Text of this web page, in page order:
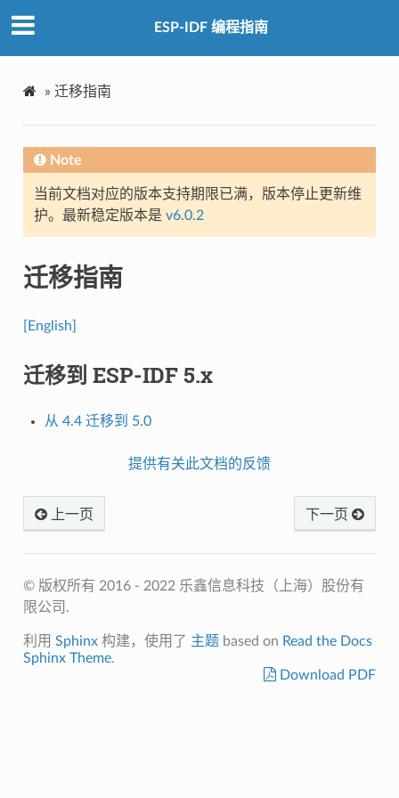
ESP-IDF 编程指南
» 迁移指南
Note
当前文档对应的版本支持期限已满，版本停止更新维
护。最新稳定版本是 v6.0.2
迁移指南
[English]
迁移到 ESP-IDF 5.x
从 4.4 迁移到 5.0
提供有关此文档的反馈
上一页 下一页
© 版权所有 2016 - 2022 乐鑫信息科技（上海）股份有
限公司.
利用 Sphinx构建，使用了 主题 based on Read the Docs
Sphinx Theme.
Download PDF